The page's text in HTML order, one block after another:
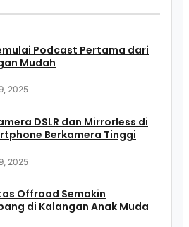
Podcast Pertama dari
Mudah
2025
DSLR dan Mirrorless di
Berkamera Tinggi
2025
Offroad Semakin
di Kalangan Anak Muda